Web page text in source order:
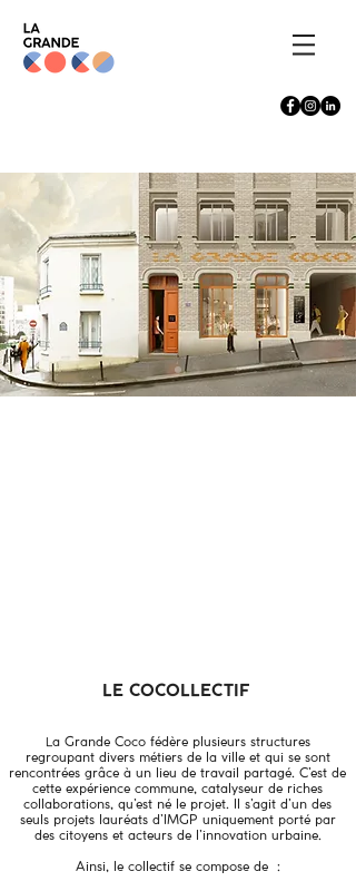
LE COCOLLECTIF
La Grande Coco fédère plusieurs structures
regroupant divers métiers de la ville et qui se sont
rencontrées grâce à un lieu de travail partagé. C’est de
cette expérience commune, catalyseur de riches
collaborations, qu’est né le projet. Il s’agit d’un des
seuls projets lauréats d’IMGP uniquement porté par
des citoyens et acteurs de l’innovation urbaine.
Ainsi, le collectif se compose de :